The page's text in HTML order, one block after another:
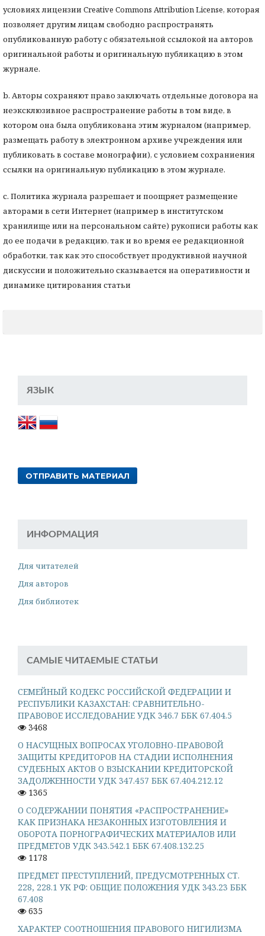
условиях лицензии Creative Commons Attribution License, которая
позволяет другим лицам свободно распространять
опубликованную работу с обязательной ссылокой на авторов
оригинальной работы и оригинальную публикацию в этом
журнале.
b. Авторы сохраняют право заключать отдельные договора на
неэксклюзивное распространение работы в том виде, в
котором она была опубликована этим журналом (например,
размещать работу в электронном архиве учреждения или
публиковать в составе монографии), с условием сохраниения
ссылки на оригинальную публикацию в этом журнале.
с. Политика журнала разрешает и поощряет размещение
авторами в сети Интернет (например в институтском
хранилище или на персональном сайте) рукописи работы как
до ее подачи в редакцию, так и во время ее редакционной
обработки, так как это способствует продуктивной научной
дискуссии и положительно сказывается на оперативности и
динамике цитирования статьи
ЯЗЫК
ОТПРАВИТЬ МАТЕРИАЛ
ИНФОРМАЦИЯ
Для читателей
Для авторов
Для библиотек
САМЫЕ ЧИТАЕМЫЕ СТАТЬИ
СЕМЕЙНЫЙ КОДЕКС РОССИЙСКОЙ ФЕДЕРАЦИИ И
РЕСПУБЛИКИ КАЗАХСТАН: СРАВНИТЕЛЬНО-
ПРАВОВОЕ ИССЛЕДОВАНИЕ УДК 346.7 ББК 67.404.5
3468
О НАСУЩНЫХ ВОПРОСАХ УГОЛОВНО-ПРАВОВОЙ
ЗАЩИТЫ КРЕДИТОРОВ НА СТАДИИ ИСПОЛНЕНИЯ
СУДЕБНЫХ АКТОВ О ВЗЫСКАНИИ КРЕДИТОРСКОЙ
ЗАДОЛЖЕННОСТИ УДК 347.457 ББК 67.404.212.12
1365
О СОДЕРЖАНИИ ПОНЯТИЯ «РАСПРОСТРАНЕНИЕ»
КАК ПРИЗНАКА НЕЗАКОННЫХ ИЗГОТОВЛЕНИЯ И
ОБОРОТА ПОРНОГРАФИЧЕСКИХ МАТЕРИАЛОВ ИЛИ
ПРЕДМЕТОВ УДК 343.542.1 ББК 67.408.132.25
1178
ПРЕДМЕТ ПРЕСТУПЛЕНИЙ, ПРЕДУСМОТРЕННЫХ СТ.
228, 228.1 УК РФ: ОБЩИЕ ПОЛОЖЕНИЯ УДК 343.23 ББК
67.408
635
ХАРАКТЕР СООТНОШЕНИЯ ПРАВОВОГО НИГИЛИЗМА